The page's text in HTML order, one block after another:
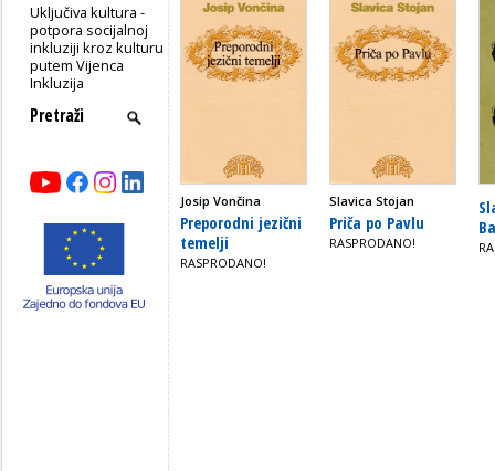
Uključiva kultura -
potpora socijalnoj
inkluziji kroz kulturu
putem Vijenca
Inkluzija
Josip Vončina
Preporodni jezični
temelji
RASPRODANO!
Slavica Stojan
Priča po Pavlu
RASPRODANO!